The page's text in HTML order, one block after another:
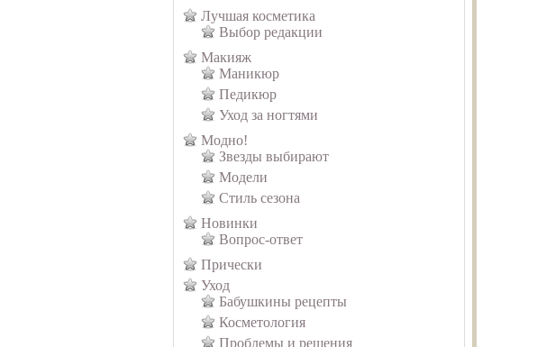
Лучшая косметика
Выбор редакции
Макияж
Маникюр
Педикюр
Уход за ногтями
Модно!
Звезды выбирают
Модели
Стиль сезона
Новинки
Вопрос-ответ
Прически
Уход
Бабушкины рецепты
Косметология
Проблемы и решения